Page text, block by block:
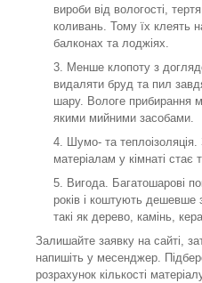
вироби від вологості,
коливань. Тому їх клеять
балконах та лоджіях.
Менше клопоту з
видаляти бруд та пил
шару. Вологе прибирання
якими мийними засобами.
Шумо- та
матеріалам у кімнаті стає
Вигода. Багатошарові
років і коштують дешевше
такі як дерево, камінь,
Залишайте заявку на сайті,
напишіть у месенджер.
розрахунок кількості